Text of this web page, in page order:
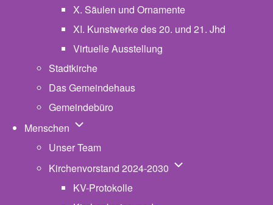
X. Säulen und Ornamente
XI. Kunstwerke des 20. und 21. Jhd
Virtuelle Ausstellung
Stadtkirche
Das Gemeindehaus
Gemeindebüro
Menschen Unternavigation von Menschen
Unser Team
Kirchenvorstand 2024-2030 Unternavigation von
KV-Protokolle